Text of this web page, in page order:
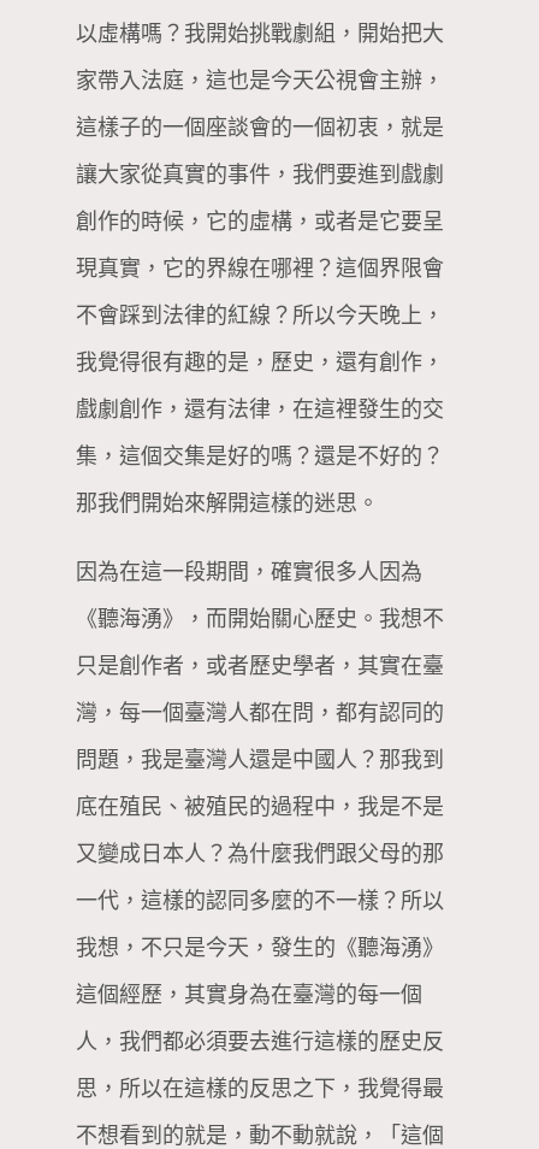
以虛構嗎？我開始挑戰劇組，開始把大
家帶入法庭，這也是今天公視會主辦，
這樣子的一個座談會的一個初衷，就是
讓大家從真實的事件，我們要進到戲劇
創作的時候，它的虛構，或者是它要呈
現真實，它的界線在哪裡？這個界限會
不會踩到法律的紅線？所以今天晚上，
我覺得很有趣的是，歷史，還有創作，
戲劇創作，還有法律，在這裡發生的交
集，這個交集是好的嗎？還是不好的？
那我們開始來解開這樣的迷思。
因為在這一段期間，確實很多人因為
《聽海湧》，而開始關心歷史。我想不
只是創作者，或者歷史學者，其實在臺
灣，每一個臺灣人都在問，都有認同的
問題，我是臺灣人還是中國人？那我到
底在殖民、被殖民的過程中，我是不是
又變成日本人？為什麼我們跟父母的那
一代，這樣的認同多麼的不一樣？所以
我想，不只是今天，發生的《聽海湧》
這個經歷，其實身為在臺灣的每一個
人，我們都必須要去進行這樣的歷史反
思，所以在這樣的反思之下，我覺得最
不想看到的就是，動不動就說，「這個